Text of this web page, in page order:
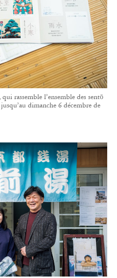
rassemble l’ensemble des sentō
dimanche 6 décembre de